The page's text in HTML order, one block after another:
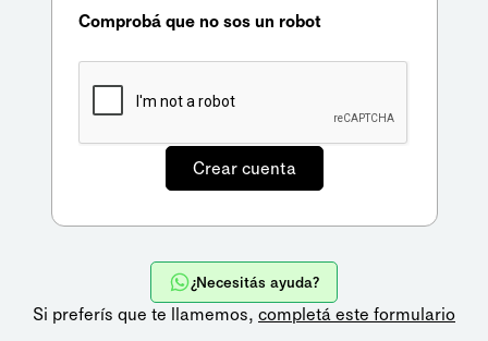
Comprobá que no sos un robot
¿Necesitás ayuda?
Si preferís que te llamemos, completá este formulario